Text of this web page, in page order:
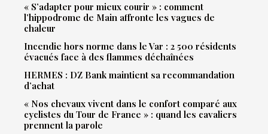
« S’adapter pour mieux courir » : comment
l’hippodrome de Main affronte les vagues de
chaleur
Incendie hors norme dans le Var : 2 500 résidents
évacués face à des flammes déchaînées
HERMES : DZ Bank maintient sa recommandation
d’achat
« Nos chevaux vivent dans le confort comparé aux
cyclistes du Tour de France » : quand les cavaliers
prennent la parole